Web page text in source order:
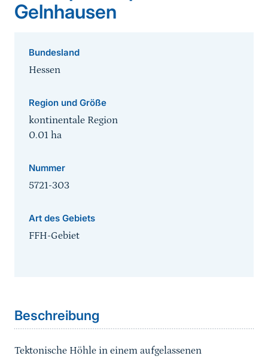
Gelnhausen
Bundesland
Hessen
Region und Größe
kontinentale Region
0.01 ha
Nummer
5721-303
Art des Gebiets
FFH-Gebiet
Beschreibung
Tektonische Höhle in einem aufgelassenen